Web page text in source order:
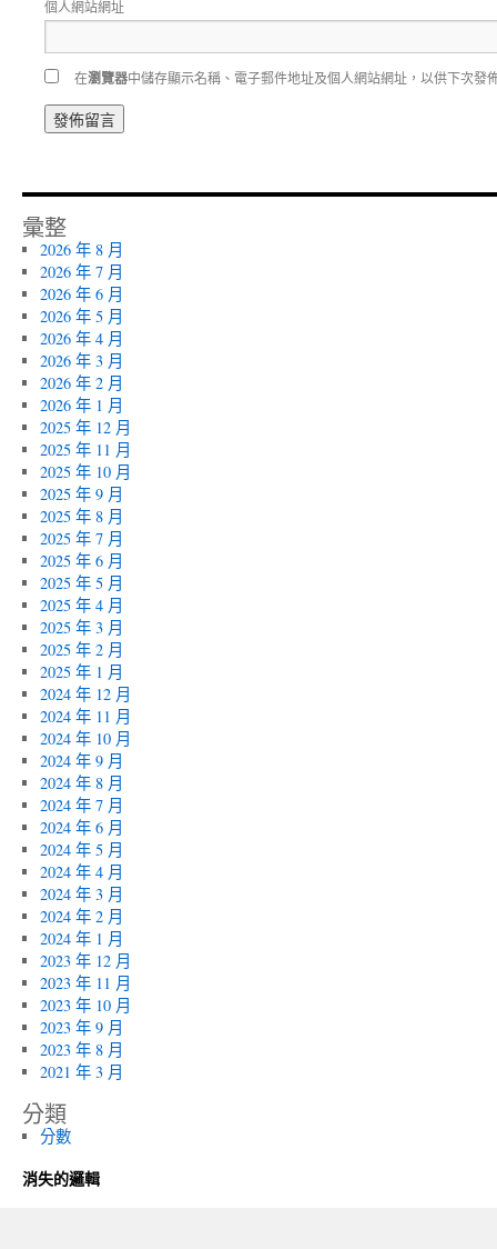
個人網站網址
在瀏覽器中儲存顯示名稱、電子郵件地址及個人網站網址，以供下次發
彙整
2026 年 8 月
2026 年 7 月
2026 年 6 月
2026 年 5 月
2026 年 4 月
2026 年 3 月
2026 年 2 月
2026 年 1 月
2025 年 12 月
2025 年 11 月
2025 年 10 月
2025 年 9 月
2025 年 8 月
2025 年 7 月
2025 年 6 月
2025 年 5 月
2025 年 4 月
2025 年 3 月
2025 年 2 月
2025 年 1 月
2024 年 12 月
2024 年 11 月
2024 年 10 月
2024 年 9 月
2024 年 8 月
2024 年 7 月
2024 年 6 月
2024 年 5 月
2024 年 4 月
2024 年 3 月
2024 年 2 月
2024 年 1 月
2023 年 12 月
2023 年 11 月
2023 年 10 月
2023 年 9 月
2023 年 8 月
2021 年 3 月
分類
分數
消失的邏輯